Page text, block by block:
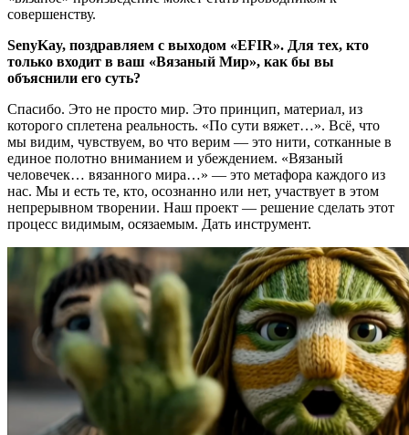
совершенству.
SenyKay, поздравляем с выходом «EFIR». Для тех, кто
только входит в ваш «Вязаный Мир», как бы вы
объяснили его суть?
Спасибо. Это не просто мир. Это принцип, материал, из
которого сплетена реальность. «По сути вяжет…». Всё, что
мы видим, чувствуем, во что верим — это нити, сотканные в
единое полотно вниманием и убеждением. «Вязаный
человечек… вязанного мира…» — это метафора каждого из
нас. Мы и есть те, кто, осознанно или нет, участвует в этом
непрерывном творении. Наш проект — решение сделать этот
процесс видимым, осязаемым. Дать инструмент.